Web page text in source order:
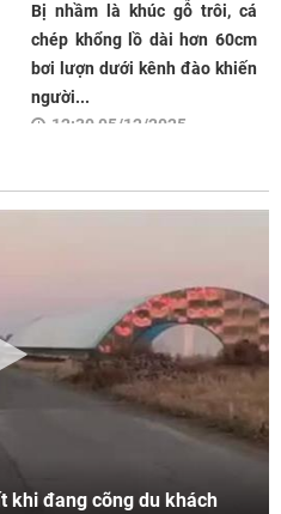
Bị nhầm là khúc gỗ trôi, cá
chép khổng lồ dài hơn 60cm
bơi lượn dưới kênh đào khiến
người...
12:30 05/12/2025
khi đang cõng du khách